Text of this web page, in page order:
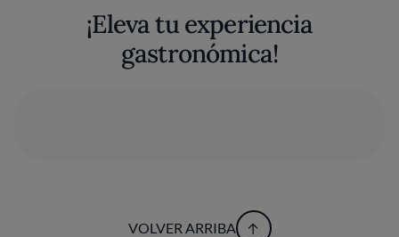
¡Eleva tu experiencia
gastronómica!
VOLVER ARRIBA